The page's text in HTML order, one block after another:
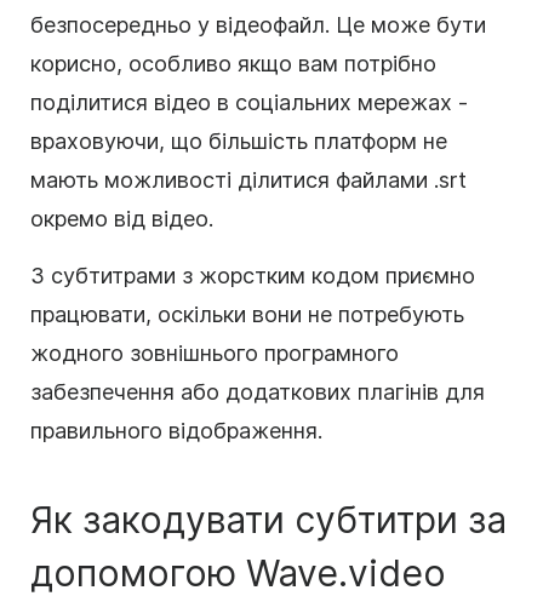
безпосередньо у відеофайл. Це може бути
корисно, особливо якщо вам потрібно
поділитися відео в соціальних мережах -
враховуючи, що більшість платформ не
мають можливості ділитися файлами .srt
окремо від відео.
З субтитрами з жорстким кодом приємно
працювати, оскільки вони не потребують
жодного зовнішнього програмного
забезпечення або додаткових плагінів для
правильного відображення.
Як закодувати субтитри за
допомогою Wave.video